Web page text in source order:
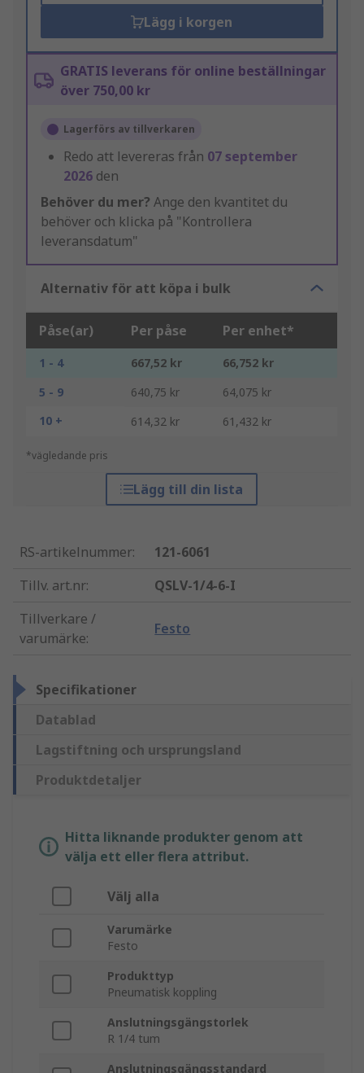
Lägg i korgen
GRATIS leverans för online beställningar
över 750,00 kr
Lagerförs av tillverkaren
Redo att levereras från 07 september
2026 den
Behöver du mer? Ange den kvantitet du
behöver och klicka på "Kontrollera
leveransdatum"
Alternativ för att köpa i bulk
Påse(ar) Per påse Per enhet*
1 - 4 667,52 kr
66,752 kr
5 - 9
640,75 kr
64,075 kr
10 +
614,32 kr 61,432 kr
*vägledande pris
Lägg till din lista
RS-artikelnummer:
121-6061
Tillv. art.nr:
QSLV-1/4-6-I
Tillverkare /
varumärke:
Festo
Specifikationer
Datablad
Lagstiftning och ursprungsland
Produktdetaljer
Hitta liknande produkter genom att
välja ett eller flera attribut.
Välj alla
Varumärke
Festo
Produkttyp
Pneumatisk koppling
Anslutningsgängstorlek
R 1/4 tum
Anslutningsgängsstandard